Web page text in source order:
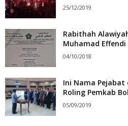
25/12/2019
Rabithah
Muhamad Effendi
04/10/2018
Ini Nama Pejabat
Roling Pemkab
05/09/2019